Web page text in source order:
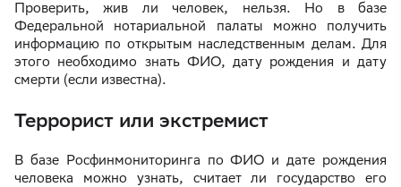
Проверить, жив ли человек, нельзя. Но в базе
Федеральной нотариальной палаты можно получить
информацию по открытым наследственным делам. Для
этого необходимо знать ФИО, дату рождения и дату
смерти (если известна).
Террорист или экстремист
В базе Росфинмониторинга по ФИО и дате рождения
человека можно узнать, считает ли государство его